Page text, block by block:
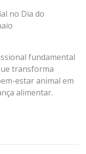
no Dia do
fundamental
transforma
estar animal em
alimentar.